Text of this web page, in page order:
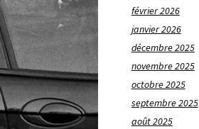
février 2026
janvier 2026
décembre 2025
novembre 2025
octobre 2025
septembre 2025
août 2025